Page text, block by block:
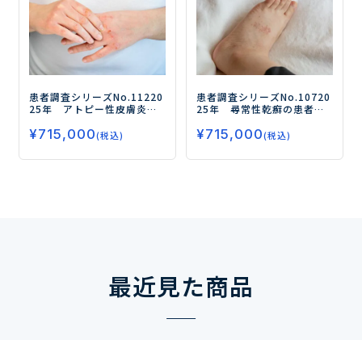
患者調査シリーズNo.11220
25年 アトピー性皮膚炎の
学的製剤の治療実態を調査
／いずれも使用経験者は1割
程度ー
¥715,000(税込)
患者調査シリーズNo.10720
25年 尋常性乾癬の患者調
学的製剤の処方状況と使用
評価、薬物治療の満足度、
今後の治療薬に対するニー
¥715,000(税込)
最近見た商品